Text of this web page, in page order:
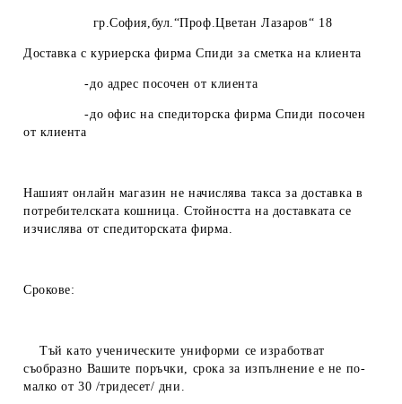
гр.София,бул.“Проф.Цветан Лазаров“ 18
Доставка с куриерска фирма Спиди за сметка на клиента
-до адрес посочен от клиента
-до офис на спедиторска фирма Спиди посочен
от клиента
Нашият онлайн магазин не начислява такса за доставка в
потребителската кошница. Стойността на доставката се
изчислява от спедиторската фирма.
Срокове:
Тъй като ученическите униформи се изработват
съобразно Вашите поръчки, срока за изпълнение е не по-
малко от 30 /тридесет/ дни.